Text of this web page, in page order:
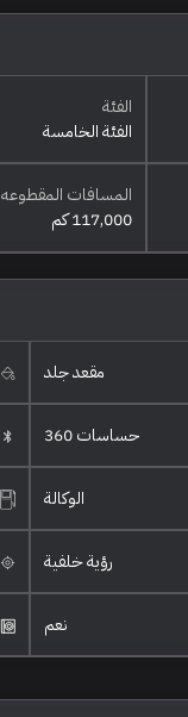
الفئة
الفئة الخامسة
المسافات المقطوعه
117,000 كم
مقعد جلد
حساسات 360
الوكالة
رؤية خلفية
نعم